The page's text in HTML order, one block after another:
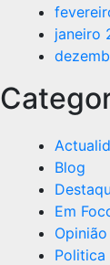
janeiro
Blog
Em
Opinião
Politica